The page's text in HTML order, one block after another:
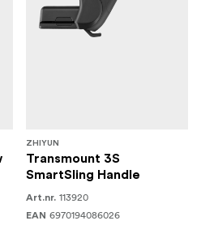
ZHIYUN
Transmount 3S
SmartSling Handle
Art.nr. 113920
EAN 6970194086026